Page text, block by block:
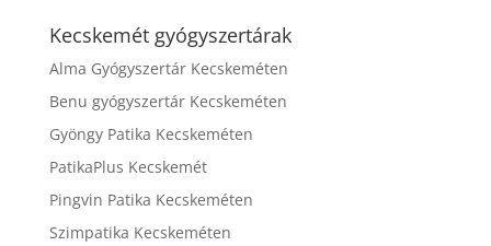
Kecskemét gyógyszertárak
Alma Gyógyszertár Kecskeméten
Benu gyógyszertár Kecskeméten
Gyöngy Patika Kecskeméten
PatikaPlus Kecskemét
Pingvin Patika Kecskeméten
Szimpatika Kecskeméten